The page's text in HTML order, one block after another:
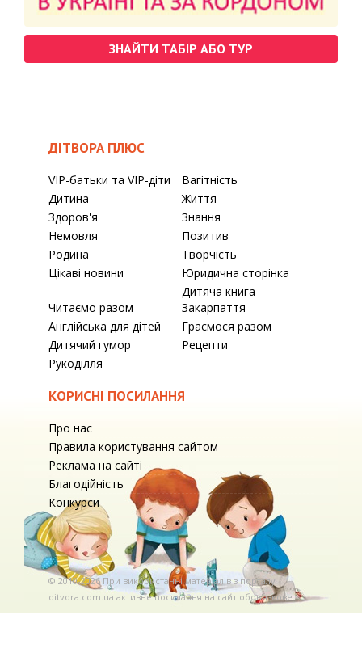
ЗНАЙТИ ТАБІР АБО ТУР
ДІТВОРА ПЛЮС
VIP-батьки та VIP-діти
Вагітність
Дитина
Життя
Здоров'я
Знання
Немовля
Позитив
Родина
Творчість
Цікаві новини
Юридична сторінка
Читаємо разом
Дитяча книга
Закарпаття
Англійська для дітей
Граємося разом
Дитячий гумор
Рецепти
Рукоділля
КОРИСНІ ПОСИЛАННЯ
Про нас
Правила користування сайтом
Реклама на сайті
Благодійність
Конкурси
© 2010-2026 При використаннi матерiалiв з порталу
ditvora.com.ua активне посилання на сайт обов'язкове. .